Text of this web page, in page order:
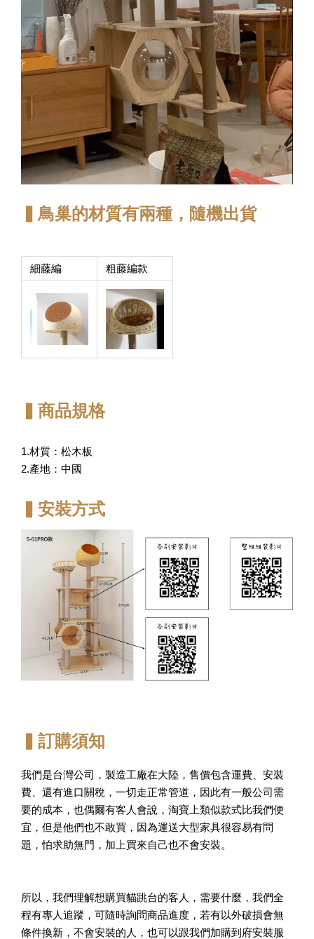
▍鳥巢的材質有兩種，隨機出貨
細藤編 粗藤編款
▍商品規格
1.材質：松木板
2.產地：中國
▍安裝方式
▍訂購須知
我們是台灣公司，製造工廠在大陸，售價包含運費、安裝
費、還有進口關稅，一切走正常管道，因此有一般公司需
要的成本，也偶爾有客人會說，淘寶上類似款式比我們便
宜，但是他們也不敢買，因為運送大型家具很容易有問
題，怕求助無門，加上買來自己也不會安裝。
所以，我們理解想購買貓跳台的客人，需要什麼，我們全
程有專人追蹤，可隨時詢問商品進度，若有以外破損會無
條件換新，不會安裝的人，也可以跟我們加購到府安裝服